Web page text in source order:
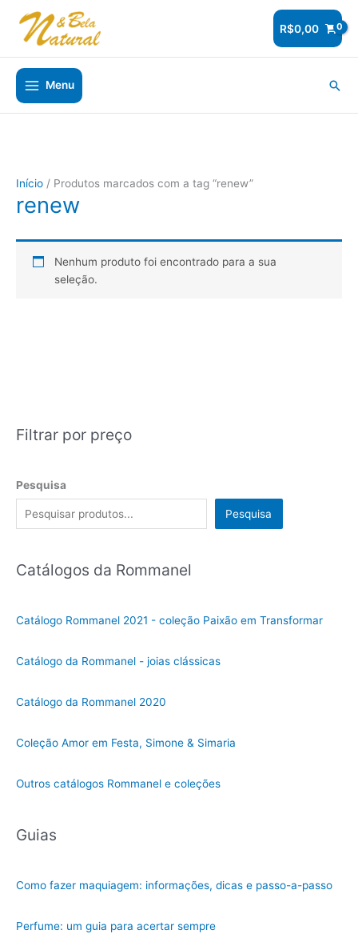
para
conteúdo
R$0,00
Menu
Filtrar por preço
Pesquisa
Pesquisa
Catálogos da Rommanel
Catálogo Rommanel 2021 - coleção Paixão em Transformar
Catálogo da Rommanel - joias clássicas
Catálogo da Rommanel 2020
Coleção Amor em Festa, Simone & Simaria
Outros catálogos Rommanel e coleções
Guias
Como fazer maquiagem: informações, dicas e passo-a-passo
Perfume: um guia para acertar sempre
Início / Produtos marcados com a tag “renew”
renew
Nenhum produto foi encontrado para a sua
seleção.